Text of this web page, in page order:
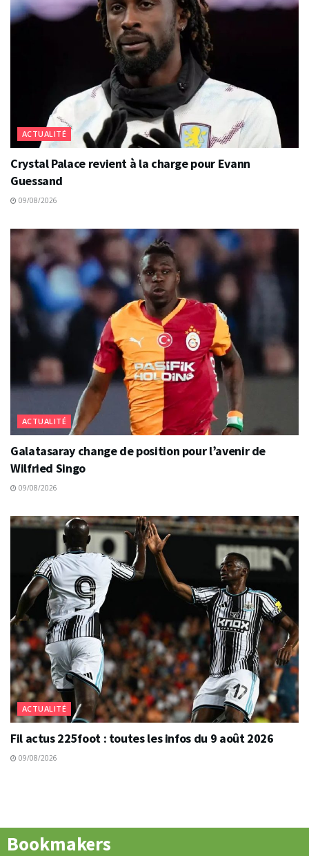
ACTUALITÉ
Crystal Palace revient à la charge pour Evann
Guessand
09/08/2026
ACTUALITÉ
Galatasaray change de position pour l’avenir de
Wilfried Singo
09/08/2026
ACTUALITÉ
Fil actus 225foot : toutes les infos du 9 août 2026
09/08/2026
Bookmakers